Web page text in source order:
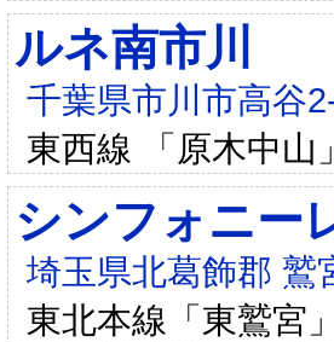
ルネ南市川
千葉県市川市高谷
東西線 「原木中山
シンフォニー
埼玉県北葛飾郡 鷲
東北本線「東鷲宮